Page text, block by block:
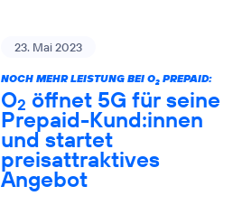
23. Mai 2023
NOCH MEHR LEISTUNG BEI O2PREPAID:
O2 öffnet 5G für seine
Prepaid-Kund:innen
und startet
preisattraktives
Angebot